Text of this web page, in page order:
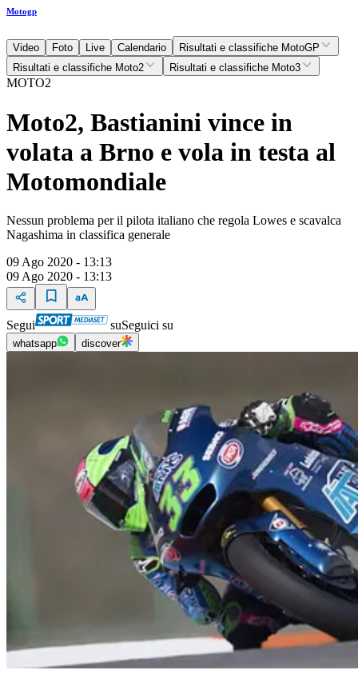
Motogp
Video Foto Live Calendario
Risultati e classifiche MotoGP
Risultati e classifiche Moto2
Risultati e classifiche Moto3
MOTO2
Moto2, Bastianini vince in
volata a Brno e vola in testa al
Motomondiale
Nessun problema per il pilota italiano che regola Lowes e scavalca
Nagashima in classifica generale
09 Ago 2020 - 13:13
09 Ago 2020 - 13:13
Segui suSeguici su
whatsapp discover